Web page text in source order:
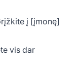
į [įmonę]
vis dar